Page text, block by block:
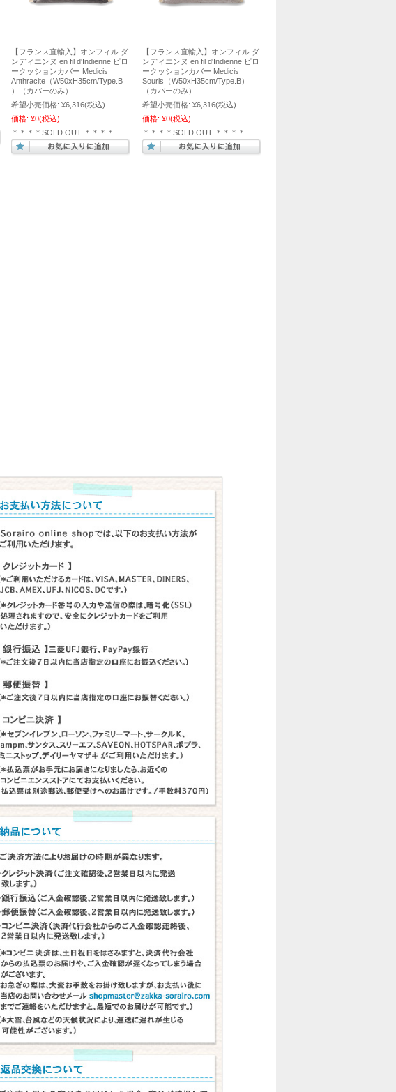
【フランス直輸入】オンフィル ダ
ンディエンヌ en fil d'Indienne ピロ
ークッションカバー Medicis
Anthracite（W50xH35cm/Type.B
）（カバーのみ）
希望小売価格: ¥6,316(税込)
価格: ¥0(税込)
＊＊＊＊SOLD OUT ＊＊＊＊
【フランス直輸入】オンフィル ダ
ンディエンヌ en fil d'Indienne ピロ
ークッションカバー Medicis
Souris（W50xH35cm/Type.B）
（カバーのみ）
希望小売価格: ¥6,316(税込)
価格: ¥0(税込)
＊＊＊＊SOLD OUT ＊＊＊＊